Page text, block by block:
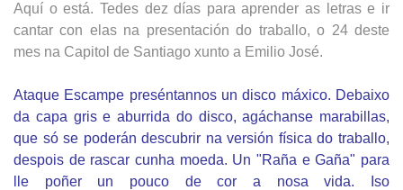
Aquí o está. Tedes dez días para aprender as letras e ir
cantar con elas na presentación do traballo, o 24 deste
mes na Capitol de Santiago xunto a Emilio José.
Ataque Escampe preséntannos un disco máxico. Debaixo
da capa gris e aburrida do disco, agáchanse marabillas,
que só se poderán descubrir na versión física do traballo,
despois de rascar cunha moeda. Un "Raña e Gaña" para
lle poñer un pouco de cor a nosa vida. Iso